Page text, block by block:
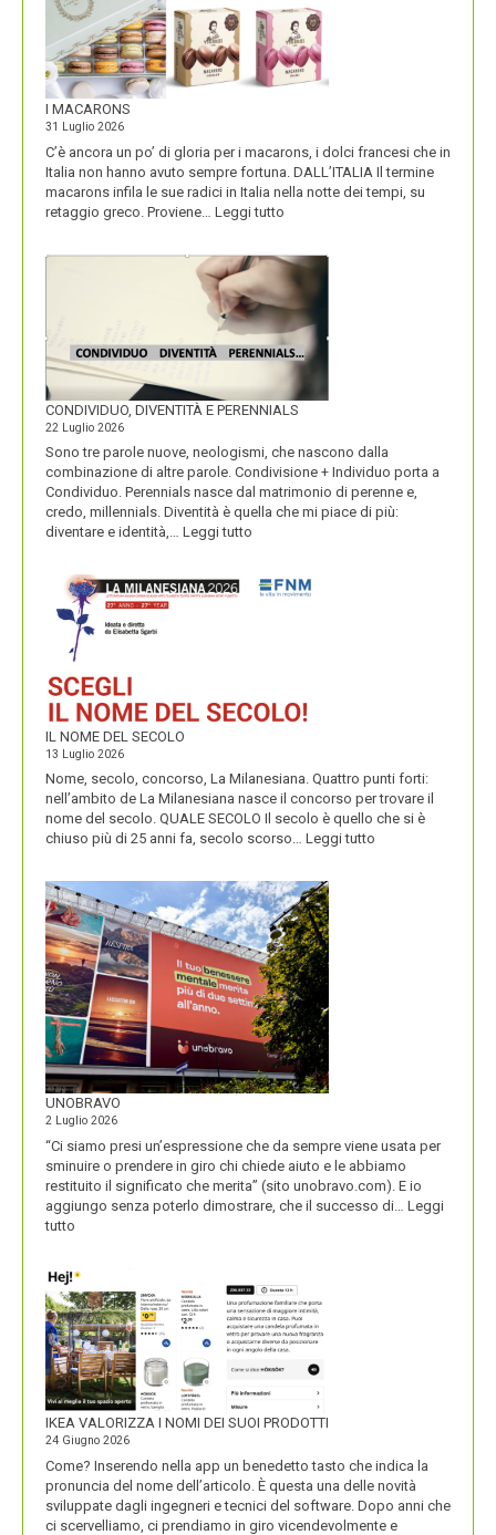
I MACARONS
31 Luglio 2026
C’è ancora un po’ di gloria per i macarons, i dolci francesi che in
Italia non hanno avuto sempre fortuna. DALL’ITALIA Il termine
macarons infila le sue radici in Italia nella notte dei tempi, su
retaggio greco. Proviene… Leggi tutto
CONDIVIDUO, DIVENTITÀ E PERENNIALS
22 Luglio 2026
Sono tre parole nuove, neologismi, che nascono dalla
combinazione di altre parole. Condivisione + Individuo porta a
Condividuo. Perennials nasce dal matrimonio di perenne e,
credo, millennials. Diventità è quella che mi piace di più:
diventare e identità,… Leggi tutto
E
IL NOME DEL SECOLO
13 Luglio 2026
Nome, secolo, concorso, La Milanesiana. Quattro punti forti:
nell’ambito de La Milanesiana nasce il concorso per trovare il
nome del secolo. QUALE SECOLO Il secolo è quello che si è
chiuso più di 25 anni fa, secolo scorso… Leggi tutto
UNOBRAVO
2 Luglio 2026
“Ci siamo presi un’espressione che da sempre viene usata per
sminuire o prendere in giro chi chiede aiuto e le abbiamo
restituito il significato che merita” (sito unobravo.com). E io
aggiungo senza poterlo dimostrare, che il successo di… Leggi
tutto
IKEA VALORIZZA I NOMI DEI SUOI PRODOTTI
24 Giugno 2026
Come? Inserendo nella app un benedetto tasto che indica la
pronuncia del nome dell’articolo. È questa una delle novità
sviluppate dagli ingegneri e tecnici del software. Dopo anni che
ci scervelliamo, ci prendiamo in giro vicendevolmente e